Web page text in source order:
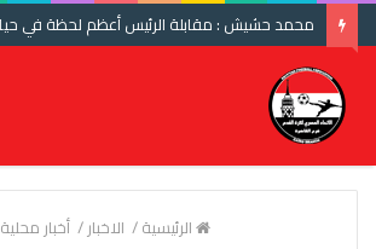
الرئيسية/ الاخبار/ أخبار محلية